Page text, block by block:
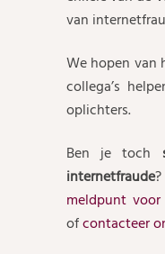
van
We hopen van
collega’s
oplichters.
Ben je toch
internetfraude
meldpunt
ofcontacteer